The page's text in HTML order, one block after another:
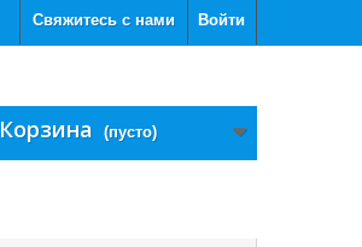
Войти
Свяжитесь с нами
Корзина (пусто)